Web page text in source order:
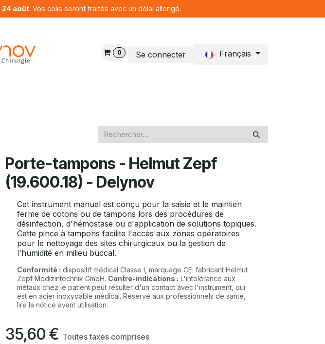
24 août. Vos colis seront traités avec un délai allongé.
0 Se connecter Français
Porte-tampons - Helmut Zepf
(19.600.18) - Delynov
Cet instrument manuel est conçu pour la saisie et le maintien
ferme de cotons ou de tampons lors des procédures de
désinfection, d'hémostase ou d'application de solutions topiques.
Cette pince à tampons facilite l'accès aux zones opératoires
pour le nettoyage des sites chirurgicaux ou la gestion de
l'humidité en milieu buccal.
Conformité : dispositif médical Classe I, marquage CE. fabricant Helmut
Zepf Medizintechnik GmbH. Contre-indications : L'intolérance aux
métaux chez le patient peut résulter d'un contact avec l'instrument, qui
est en acier inoxydable médical. Réservé aux professionnels de santé,
lire la notice avant utilisation.
35,60 € Toutes taxes comprises